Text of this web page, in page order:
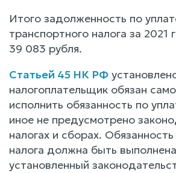
Итого задолженность по
транспортного налога за 2021
39 083 рубля.
Статьей 45 НК РФ
налогоплательщик обязан
исполнить обязанность по
иное не предусмотрено
налогах и сборах.
налога должна быть
установленный